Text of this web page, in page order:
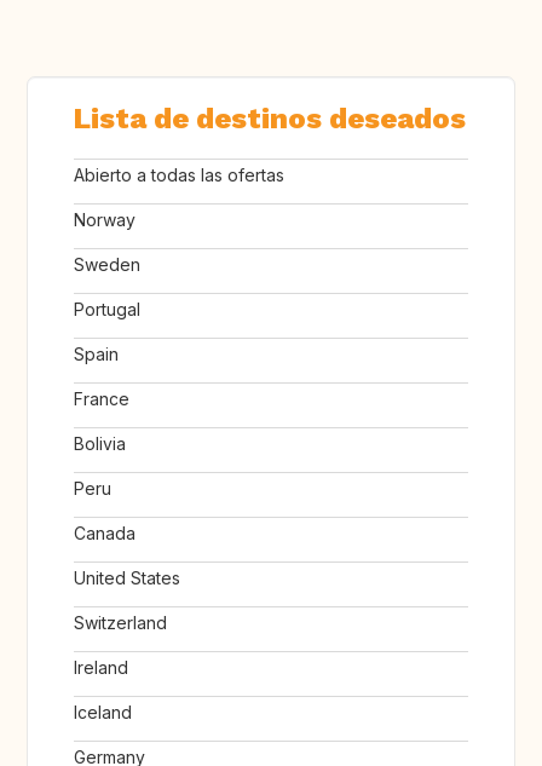
Lista de destinos deseados
Abierto a todas las ofertas
Norway
Sweden
Portugal
Spain
France
Bolivia
Peru
Canada
United States
Switzerland
Ireland
Iceland
Germany